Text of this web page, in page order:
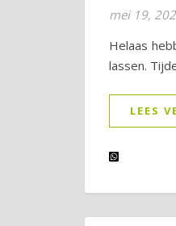
mei 19,
Helaas
lassen.
LEES